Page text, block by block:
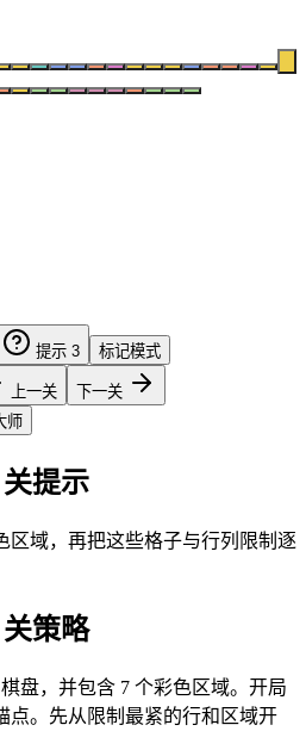
提示 3 标记模式
上一关
下一关
师
关提示
区域，再把这些格子与行列限制逐
关策略
盘，并包含 7 个彩色区域。开局
点。先从限制最紧的行和区域开